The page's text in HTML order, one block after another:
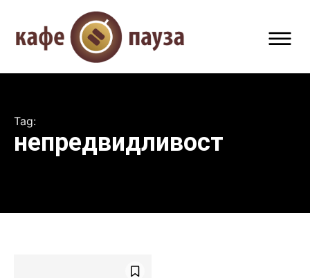
Tag:
непредвидливост